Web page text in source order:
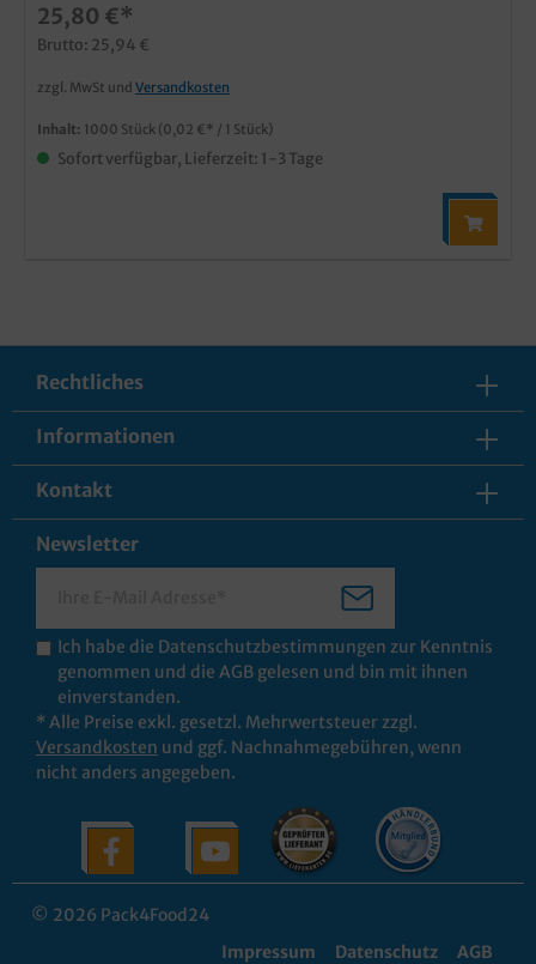
25,80 €*
Brutto: 25,94 €
zzgl. MwSt und Versandkosten
Inhalt: 1000 Stück (0,02 €* / 1 Stück)
Sofort verfügbar, Lieferzeit: 1-3 Tage
Rechtliches
Informationen
Kontakt
Newsletter
Ich habe die Datenschutzbestimmungen zur Kenntnis
genommen und die AGB gelesen und bin mit ihnen
einverstanden.
* Alle Preise exkl. gesetzl. Mehrwertsteuer zzgl.
Versandkosten und ggf. Nachnahmegebühren, wenn
nicht anders angegeben.
© 2026 Pack4Food24
Impressum
Datenschutz AGB